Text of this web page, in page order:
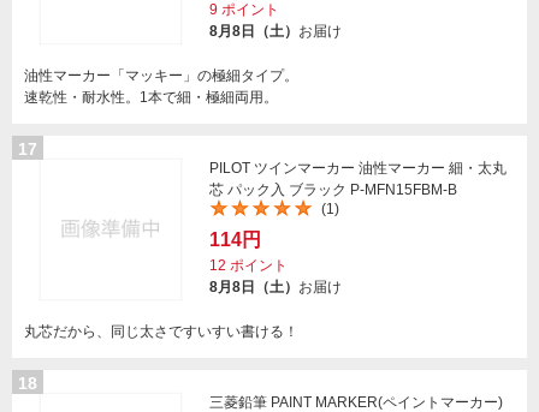
9 ポイント
8月8日（土） お届け
油性マーカー「マッキー」の極細タイプ。
速乾性・耐水性。1本で細・極細両用。
17
PILOT ツインマーカー 油性マーカー 細・太丸
芯 パック入 ブラック P-MFN15FBM-B
(1)
114円
12 ポイント
8月8日（土） お届け
丸芯だから、同じ太さですいすい書ける！
18
三菱鉛筆 PAINT MARKER(ペイントマーカー)